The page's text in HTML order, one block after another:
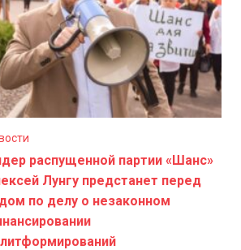
распущенной партии «Шанс»
Лунгу предстанет перед
по делу о незаконном